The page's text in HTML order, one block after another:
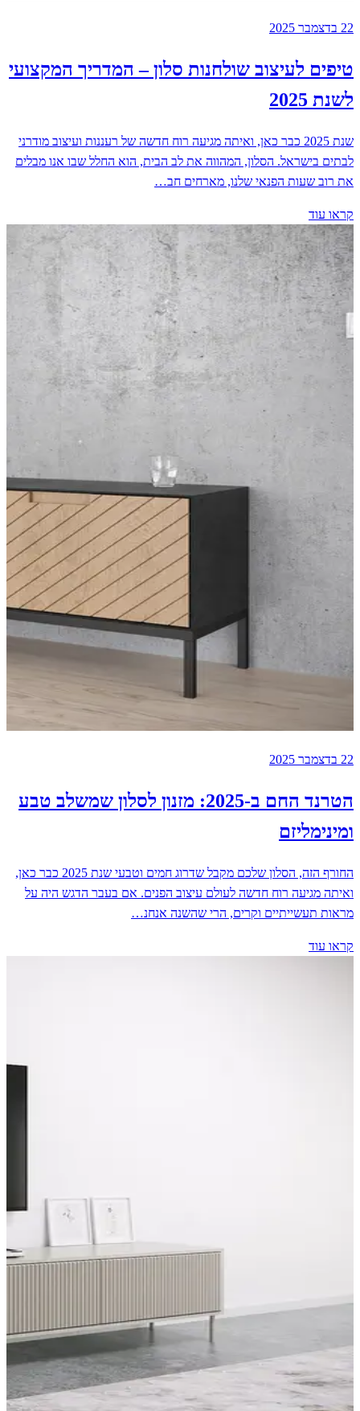
22 בדצמבר 2025
טיפים לעיצוב שולחנות סלון – המדריך המקצועי
לשנת 2025
שנת 2025 כבר כאן, ואיתה מגיעה רוח חדשה של רעננות ועיצוב מודרני
לבתים בישראל. הסלון, המהווה את לב הבית, הוא החלל שבו אנו מבלים
את רוב שעות הפנאי שלנו, מארחים חב…
קראו עוד
22 בדצמבר 2025
הטרנד החם ב-2025: מזנון לסלון שמשלב טבע
ומינימליזם
החורף הזה, הסלון שלכם מקבל שדרוג חמים וטבעי שנת 2025 כבר כאן,
ואיתה מגיעה רוח חדשה לעולם עיצוב הפנים. אם בעבר הדגש היה על
מראות תעשייתיים וקרים, הרי שהשנה אנחנ…
קראו עוד